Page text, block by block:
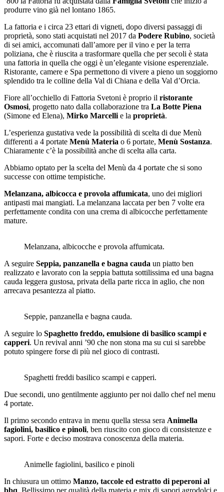
produrre vino già nel lontano 1865.
La fattoria e i circa 23 ettari di vigneti, dopo diversi passaggi di
proprietà, sono stati acquistati nel 2017 da Podere Rubino, società
di sei amici, accomunati dall’amore per il vino e per la terra
poliziana, che è riuscita a trasformare quella che per secoli è stata
una fattoria in quella che oggi è un’elegante visione esperenziale.
Ristorante, camere e Spa permettono di vivere a pieno un soggiorno
splendido tra le colline della Val di Chiana e della Val d’Orcia.
Fiore all’occhiello di Fattoria Svetoni è proprio il ristorante
Osmosi, progetto nato dalla collaborazione tra La Botte Piena
(Simone ed Elena), Mirko Marcelli e la proprietà.
L’esperienza gustativa vede la possibilità di scelta di due Menù
differenti a 4 portate Menù Materia o 6 portate, Menù Sostanza.
Chiaramente c’è la possibilità anche di scelta alla carta.
Abbiamo optato per la scelta del Menù da 4 portate che si sono
successe con ottime tempistiche.
Melanzana, albicocca e provola affumicata, uno dei migliori
antipasti mai mangiati. La melanzana laccata per ben 7 volte era
perfettamente condita con una crema di albicocche perfettamente
mature.
Melanzana, albicocche e provola affumicata.
A seguire Seppia, panzanella e bagna cauda un piatto ben
realizzato e lavorato con la seppia battuta sottilissima ed una bagna
cauda leggera gustosa, privata della parte ricca in aglio, che non
arrecava pesantezza al piatto.
Seppie, panzanella e bagna cauda.
A seguire lo Spaghetto freddo, emulsione di basilico scampi e
capperi. Un revival anni ’90 che non stona ma su cui si sarebbe
potuto spingere forse di più nel gioco di contrasti.
Spaghetti freddi basilico scampi e capperi.
Due secondi, uno gentilmente aggiunto per noi dallo chef nel menu
4 portate.
Il primo secondo entrava in menu quella stessa sera Animella
fagiolini, basilico e pinoli, ben riuscito con gioco di consistenze e
sapori. Forte e deciso mostrava conoscenza della materia.
Animelle fagiolini, basilico e pinoli
In chiusura un ottimo Manzo, taccole ed estratto di peperoni al
bbq . Bellissimo per qualità della materia e mix di sapori agrodolci e